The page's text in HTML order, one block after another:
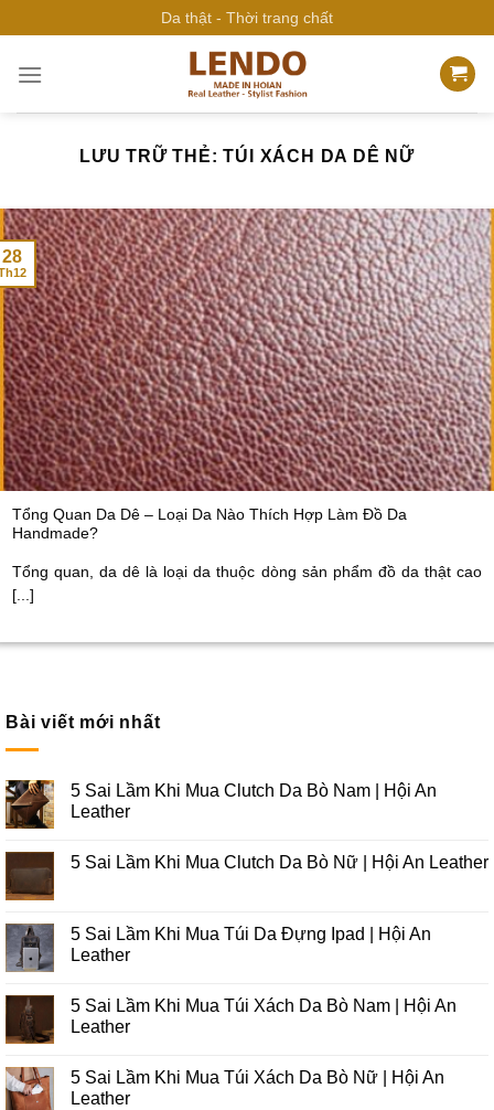
qua
nội
Da thật - Thời trang chất
LƯU TRỮ THẺ:TÚI XÁCH DA DÊ NỮ
Tổng Quan Da Dê – Loại Da Nào Thích Hợp Làm Đồ Da
Handmade?
Tổng quan, da dê là loại da thuộc dòng sản phẩm đồ da thật cao
[...]
28
Bài viết mới nhất
5 Sai Lầm Khi Mua Clutch Da Bò Nam | Hội An
Leather
5 Sai Lầm Khi Mua Clutch Da Bò Nữ | Hội An Leather
5 Sai Lầm Khi Mua Túi Da Đựng Ipad | Hội An
Leather
5 Sai Lầm Khi Mua Túi Xách Da Bò Nam | Hội An
Leather
5 Sai Lầm Khi Mua Túi Xách Da Bò Nữ | Hội An
Leather